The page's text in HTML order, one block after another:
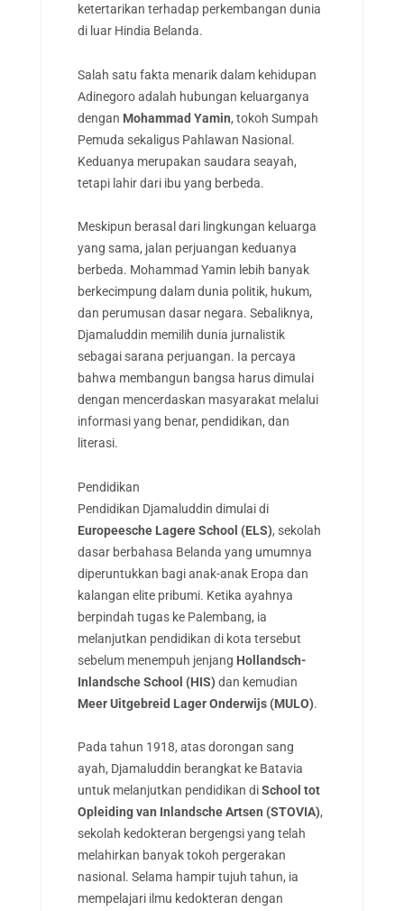
ketertarikan terhadap perkembangan dunia
di luar Hindia Belanda.
Salah satu fakta menarik dalam kehidupan
Adinegoro adalah hubungan keluarganya
dengan Mohammad Yamin, tokoh Sumpah
Pemuda sekaligus Pahlawan Nasional.
Keduanya merupakan saudara seayah,
tetapi lahir dari ibu yang berbeda.
Meskipun berasal dari lingkungan keluarga
yang sama, jalan perjuangan keduanya
berbeda. Mohammad Yamin lebih banyak
berkecimpung dalam dunia politik, hukum,
dan perumusan dasar negara. Sebaliknya,
Djamaluddin memilih dunia jurnalistik
sebagai sarana perjuangan. Ia percaya
bahwa membangun bangsa harus dimulai
dengan mencerdaskan masyarakat melalui
informasi yang benar, pendidikan, dan
literasi.
Pendidikan
Pendidikan Djamaluddin dimulai di
Europeesche Lagere School (ELS), sekolah
dasar berbahasa Belanda yang umumnya
diperuntukkan bagi anak-anak Eropa dan
kalangan elite pribumi. Ketika ayahnya
berpindah tugas ke Palembang, ia
melanjutkan pendidikan di kota tersebut
sebelum menempuh jenjang Hollandsch-
Inlandsche School (HIS) dan kemudian
Meer Uitgebreid Lager Onderwijs (MULO).
Pada tahun 1918, atas dorongan sang
ayah, Djamaluddin berangkat ke Batavia
untuk melanjutkan pendidikan diSchool tot
Opleiding van Inlandsche Artsen (STOVIA),
sekolah kedokteran bergengsi yang telah
melahirkan banyak tokoh pergerakan
nasional. Selama hampir tujuh tahun, ia
mempelajari ilmu kedokteran dengan